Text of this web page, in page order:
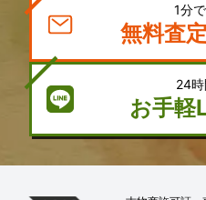
1分
無料査
24
お手軽